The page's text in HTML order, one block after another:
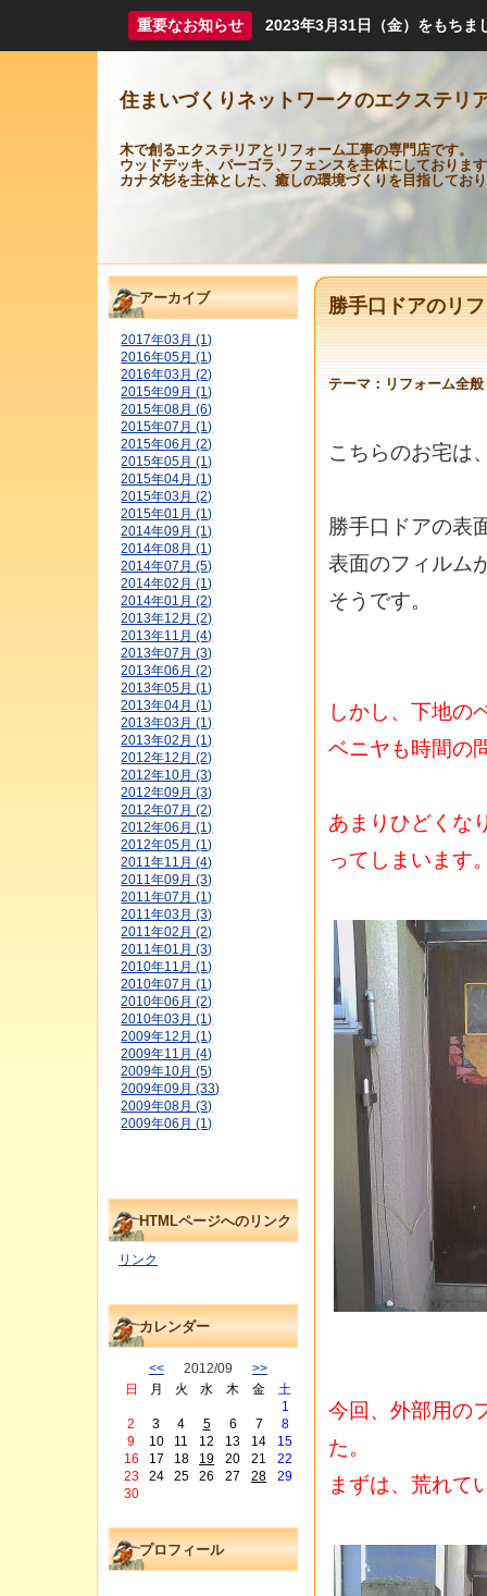
重要なお知らせ 2023年3月31日（金）をもちま
住まいづくりネットワークのエクステリ
木で創るエクステリアとリフォーム工事の専門店です。
ウッドデッキ、パーゴラ、フェンスを主体にしておりま
カナダ杉を主体とした、癒しの環境づくりを目指してお
勝手口ドアのリ
テーマ： リフォーム全般
こちらのお宅は
勝手口ドアの表
表面のフィルム
そうです。
しかし、下地の
ベニヤも時間の
あまりひどくな
ってしまいます
今回、外部用の
た。
まずは、荒れて
アーカイブ
2017年03月 (1)
2016年05月 (1)
2016年03月 (2)
2015年09月 (1)
2015年08月 (6)
2015年07月 (1)
2015年06月 (2)
2015年05月 (1)
2015年04月 (1)
2015年03月 (2)
2015年01月 (1)
2014年09月 (1)
2014年08月 (1)
2014年07月 (5)
2014年02月 (1)
2014年01月 (2)
2013年12月 (2)
2013年11月 (4)
2013年07月 (3)
2013年06月 (2)
2013年05月 (1)
2013年04月 (1)
2013年03月 (1)
2013年02月 (1)
2012年12月 (2)
2012年10月 (3)
2012年09月 (3)
2012年07月 (2)
2012年06月 (1)
2012年05月 (1)
2011年11月 (4)
2011年09月 (3)
2011年07月 (1)
2011年03月 (3)
2011年02月 (2)
2011年01月 (3)
2010年11月 (1)
2010年07月 (1)
2010年06月 (2)
2010年03月 (1)
2009年12月 (1)
2009年11月 (4)
2009年10月 (5)
2009年09月 (33)
2009年08月 (3)
2009年06月 (1)
HTMLページへのリンク
リンク
カレンダー
<< 2012/09 >>
日
月 火 水 木 金
土
1
2
3 4 5 6 7
8
9
10 11 12 13 14
15
16
17 18 19 20 21
22
23
24 25 26 27 28
29
30
プロフィール